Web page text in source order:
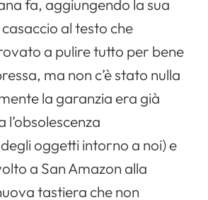
fa, aggiungendo la sua
al testo che
a pulire tutto per bene
ma non c’è stato nulla
la garanzia era già
oggetti intorno a noi) e
a San Amazon alla
tastiera che non